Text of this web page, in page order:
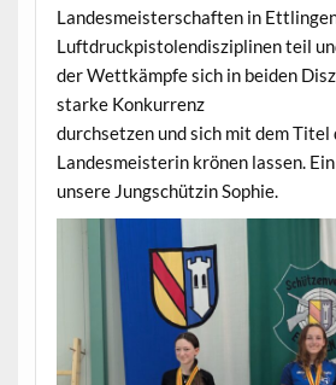
Landesmeisterschaften in
Luftdruckpistolendisziplinen teil
der Wettkämpfe sich in beiden
starke Konkurrenz
durchsetzen und sich mit dem Titel
Landesmeisterin krönen lassen.
unsere Jungschützin Sophie.